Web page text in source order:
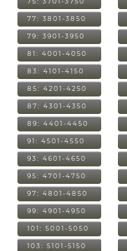
77: 3801-3850
79: 3901-3950
81: 4001-4050
83: 4101-4150
85: 4201-4250
87: 4301-4350
89: 4401-4450
91: 4501-4550
93: 4601-4650
95: 4701-4750
97: 4801-4850
99: 4901-4950
101: 5001-5050
103: 5101-5150